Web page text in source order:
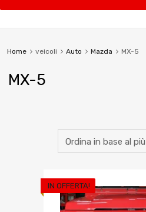
Home veicoli Auto Mazda MX-5
MX-5
IN OFFERTA!